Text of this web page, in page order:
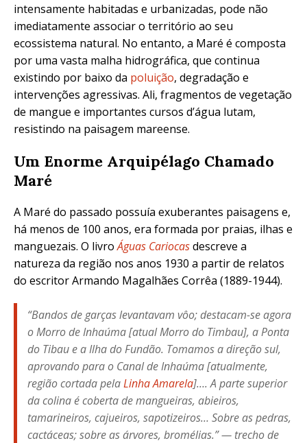
intensamente habitadas e urbanizadas, pode não
imediatamente associar o território ao seu
ecossistema natural. No entanto, a Maré é composta
por uma vasta malha hidrográfica, que continua
existindo por baixo da poluição, degradação e
intervenções agressivas. Ali, fragmentos de vegetação
de mangue e importantes cursos d’água lutam,
resistindo na paisagem mareense.
Um Enorme Arquipélago Chamado
Maré
A Maré do passado possuía exuberantes paisagens e,
há menos de 100 anos, era formada por praias, ilhas e
manguezais. O livroÁguas Cariocasdescreve a
natureza da região nos anos 1930 a partir de relatos
do escritor Armando Magalhães Corrêa (1889-1944).
“Bandos de garças levantavam vôo; destacam-se agora
o Morro de Inhaúma [atual Morro do Timbau], a Ponta
do Tibau e a Ilha do Fundão. Tomamos a direção sul,
aprovando para o Canal de Inhaúma [atualmente,
região cortada pelaLinha Amarela]…. A parte superior
da colina é coberta de mangueiras, abieiros,
tamarineiros, cajueiros, sapotizeiros… Sobre as pedras,
cactáceas; sobre as árvores, bromélias.” — trecho de